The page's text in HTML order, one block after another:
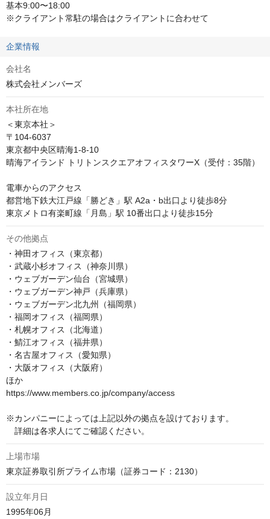
基本9:00〜18:00
※クライアント常駐の場合はクライアントに合わせて
企業情報
会社名
株式会社メンバーズ
本社所在地
＜東京本社＞
〒104-6037
東京都中央区晴海1-8-10
晴海アイランド トリトンスクエアオフィスタワーX（受付：35階）
電車からのアクセス
都営地下鉄大江戸線「勝どき」駅 A2a・b出口より徒歩8分
東京メトロ有楽町線「月島」駅 10番出口より徒歩15分
その他拠点
・神田オフィス（東京都）
・武蔵小杉オフィス（神奈川県）
・ウェブガーデン仙台（宮城県）
・ウェブガーデン神戸（兵庫県）
・ウェブガーデン北九州（福岡県）
・福岡オフィス（福岡県）
・札幌オフィス（北海道）
・鯖江オフィス（福井県）
・名古屋オフィス（愛知県）
・大阪オフィス（大阪府）
ほか
https://www.members.co.jp/company/access
※カンパニーによっては上記以外の拠点を設けております。
詳細は各求人にてご確認ください。
上場市場
東京証券取引所プライム市場（証券コード：2130）
設立年月日
1995年06月